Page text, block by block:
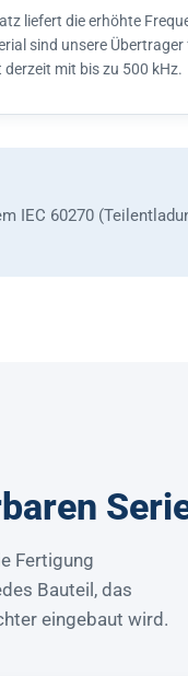
liefert die erhöhte
sind unsere
mit bis zu 500 kHz.
IEC 60270
Fertigung
Bauteil, das
eingebaut wird.